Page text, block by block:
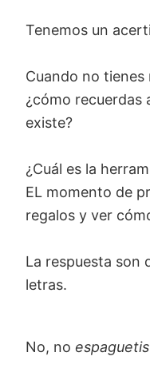
Tenemos un
Cuando no tienes
¿cómo recuerdas
existe?
¿Cuál es la
EL momento de
regalos y ver
La respuesta son
letras.
No, no espaguetis